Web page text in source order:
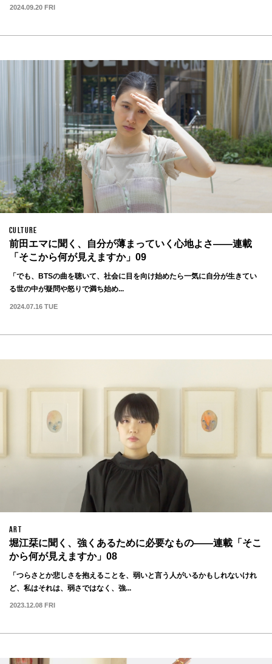
2024.09.20 FRI
CULTURE
前田エマに聞く、自分が薄まっていく心地よさ——連載
「そこから何が見えますか」09
「でも、BTSの曲を聴いて、社会に目を向け始めたら一気に自分が生きてい
る世の中が疑問や怒りで満ち始め...
2024.07.16 TUE
ART
堀江栞に聞く、強くあるために必要なもの——連載「そこ
から何が見えますか」08
「つらさとか悲しさを抱えることを、弱いと言う人がいるかもしれないけれ
ど、私はそれは、弱さではなく、強...
2023.12.08 FRI